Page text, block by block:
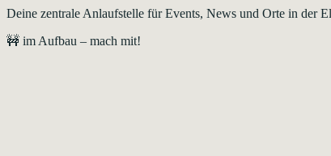
Deine zentrale Anlaufstelle für Events, News und Orte in der
🚧 im Aufbau – mach mit!